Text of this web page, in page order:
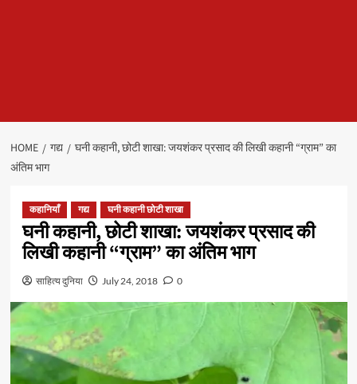
HOME गद्य
घनी कहानी, छोटी शाखा: जयशंकर प्रसाद की लिखी कहानी “ग्राम” का
अंतिम भाग
कहानियाँ गद्य घनी कहानी छोटी शाखा
घनी कहानी, छोटी शाखा: जयशंकर प्रसाद की
लिखी कहानी “ग्राम” का अंतिम भाग
साहित्य दुनिया July 24, 2018 0